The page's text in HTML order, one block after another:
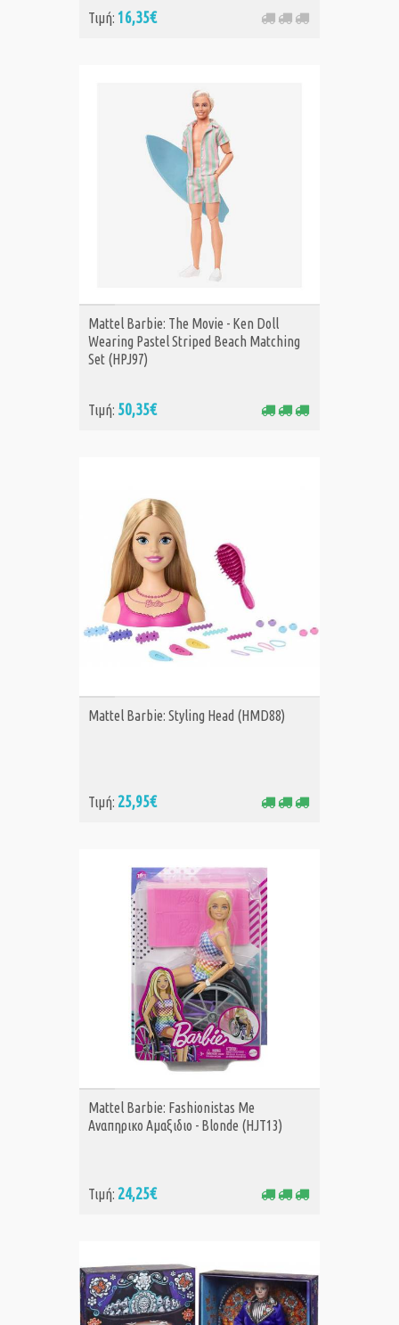
Τιμή: 16,35€
ΑΓΟΡΑ
Mattel Barbie: The Movie - Ken Doll
Wearing Pastel Striped Beach Matching
Set (HPJ97)
Τιμή: 50,35€
ΑΓΟΡΑ
Mattel Barbie: Styling Head (HMD88)
Τιμή: 25,95€
ΑΓΟΡΑ
Mattel Barbie: Fashionistas Me
Αναπηρικο Αμαξιδιο - Blonde (HJT13)
Τιμή: 24,25€